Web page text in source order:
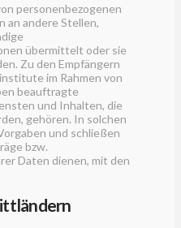
personenbezogenen
an andere Stellen,
übermittelt oder sie
Zu den Empfängern
im Rahmen von
beauftragte
und Inhalten, die
gehören. In solchen
und schließen
bzw.
Daten dienen, mit den